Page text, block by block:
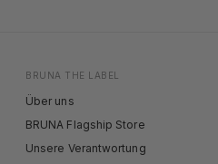
BRUNA THE LABEL
Über uns
BRUNA Flagship Store
Unsere Verantwortung